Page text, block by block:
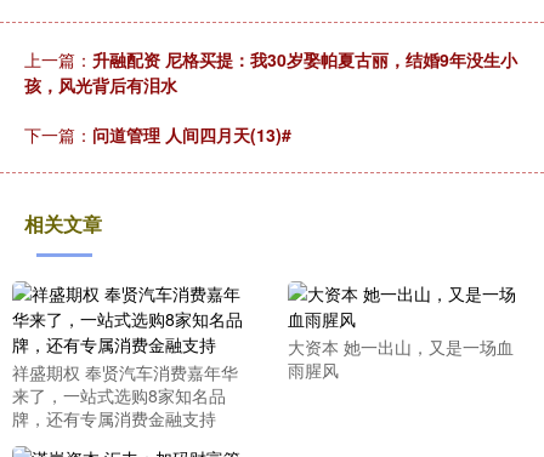
上一篇： 升融配资 尼格买提：我30岁娶帕夏古丽，结婚9年没生小
孩，风光背后有泪水
下一篇： 问道管理 人间四月天(13)#
相关文章
祥盛期权 奉贤汽车消费嘉年华
来了，一站式选购8家知名品
牌，还有专属消费金融支持
大资本 她一出山，又是一场血
雨腥风